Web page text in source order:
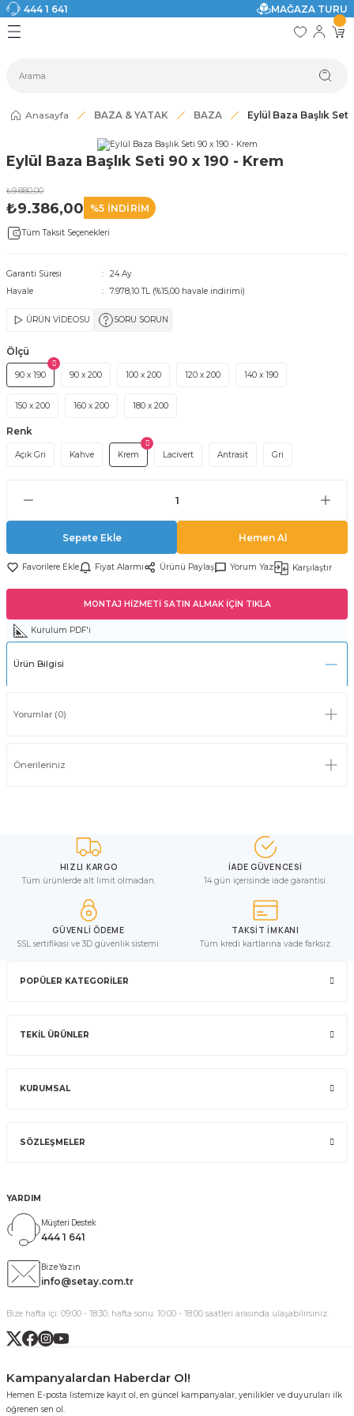
444 1 641
MAĞAZA TURU
Geri Dön
Geri Dön
Geri Dön
Geri Dön
Geri Dön
Geri Dön
Anasayfa BAZA & YATAK BAZA Eylül Baza Başlık
Eylül Baza Başlık Seti 90 x 190 - Krem
₺9.880,00
₺9.386,00 %5 İNDİRİM
Tüm Taksit Seçenekleri
Garanti Süresi
24 Ay
Havale
7.978,10 TL (%15,00 havale indirimi)
ÜRÜN VİDEOSU SORU SORUN
Ölçü
90 x 190 90 x 200 100 x 200 120 x 200 140 x 190
150 x 200 160 x 200 180 x 200
Renk
Açık Gri Kahve Krem Lacivert Antrasit Gri
Sepete Ekle Hemen Al
Fiyat Alarmı Ürünü Paylaş Yorum Yaz Karşılaştır
MONTAJ HİZMETİ SATIN ALMAK İÇİN TIKLA
Kurulum PDF'i
Ürün Bilgisi
Yorumlar (0)
Önerileriniz
HIZLI KARGO
Tüm ürünlerde alt limit olmadan.
İADE GÜVENCESİ
14 gün içerisinde iade garantisi.
GÜVENLİ ÖDEME
SSL sertifikası ve 3D güvenlik sistemi.
TAKSİT İMKANI
Tüm kredi kartlarına vade farksız.
POPÜLER KATEGORİLER
TEKİL ÜRÜNLER
KURUMSAL
SÖZLEŞMELER
YARDIM
Müşteri Destek
444 1 641
Bize Yazın
info@setay.com.tr
Bize hafta içi: 09:00 - 18:30, hafta sonu: 10:00 - 18:00 saatleri arasında ulaşabilirsiniz.
Kampanyalardan Haberdar Ol!
Hemen E-posta listemize kayıt ol, en güncel kampanyalar, yenilikler ve duyuruları ilk
öğrenen sen ol.